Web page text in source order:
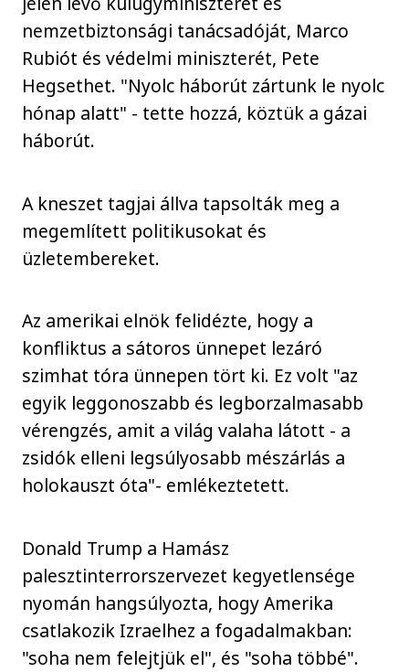
nemzetbiztonsági tanácsadóját, Marco
Rubiót és védelmi miniszterét, Pete
Hegsethet. "Nyolc háborút zártunk le nyolc
hónap alatt" - tette hozzá, köztük a gázai
háborút.
A kneszet tagjai állva tapsolták meg a
megemlített politikusokat és
üzletembereket.
Az amerikai elnök felidézte, hogy a
konfliktus a sátoros ünnepet lezáró
szimhat tóra ünnepen tört ki. Ez volt "az
egyik leggonoszabb és legborzalmasabb
vérengzés, amit a világ valaha látott - a
zsidók elleni legsúlyosabb mészárlás a
holokauszt óta"- emlékeztetett.
Donald Trump a Hamász
palesztinterrorszervezet kegyetlensége
nyomán hangsúlyozta, hogy Amerika
csatlakozik Izraelhez a fogadalmakban:
"soha nem felejtjük el", és "soha többé".